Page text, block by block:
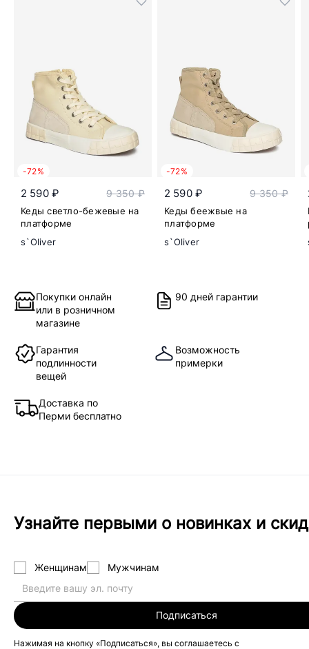
-72%
2 590 ₽ 9 350 ₽
Кеды светло-бежевые на
платформе
s`Oliver
-72%
2 590 ₽ 9 350 ₽
Кеды беежвые на
платформе
s`Oliver
Покупки онлайн
или в розничном
магазине
90 дней гарантии
Гарантия
подлинности
вещей
Возможность
примерки
Доставка по
Перми бесплатно
Узнайте первыми о новинках и
Женщинам Мужчинам
Подписаться
Нажимая на кнопку «Подписаться», вы соглашаетесь с